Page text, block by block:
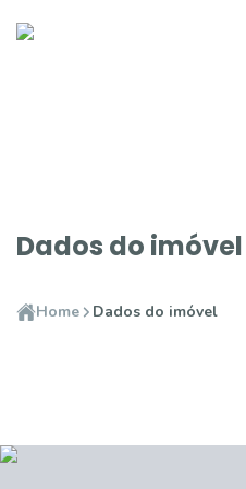
Dados do imóvel
Home Dados do imóvel